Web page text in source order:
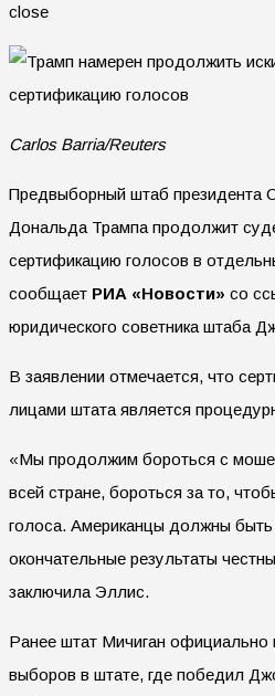
close
Carlos Barria/Reuters
Предвыборный штаб президента
Дональда Трампа продолжит
сертификацию голосов в
сообщает РИА «Новости» со
юридического советника штаба
В заявлении отмечается, что
лицами штата является
«Мы продолжим бороться с
всей стране, бороться за то,
голоса. Американцы должны быть
окончательные результаты
заключила Эллис.
Ранее штат Мичиган официально
выборов в штате, где победил